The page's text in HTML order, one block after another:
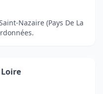
Nazaire (Pays De La